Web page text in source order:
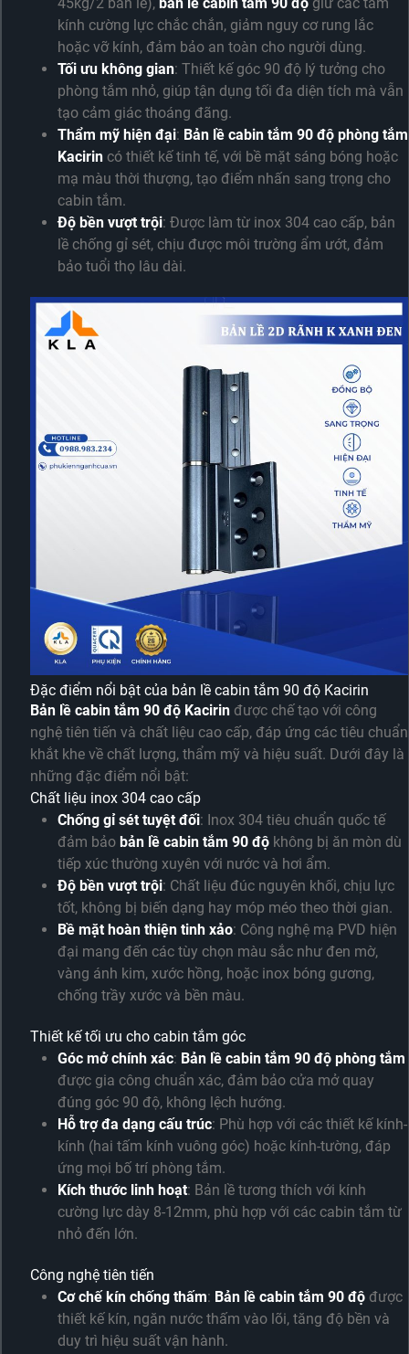
45kg/2 bản lề), bản lề cabin tắm 90 độ giữ các tấm
kính cường lực chắc chắn, giảm nguy cơ rung lắc
hoặc vỡ kính, đảm bảo an toàn cho người dùng.
Tối ưu không gian: Thiết kế góc 90 độ lý tưởng cho
phòng tắm nhỏ, giúp tận dụng tối đa diện tích mà vẫn
tạo cảm giác thoáng đãng.
Thẩm mỹ hiện đại: Bản lề cabin tắm 90 độ phòng tắm
Kacirin có thiết kế tinh tế, với bề mặt sáng bóng hoặc
mạ màu thời thượng, tạo điểm nhấn sang trọng cho
cabin tắm.
Độ bền vượt trội: Được làm từ inox 304 cao cấp, bản
lề chống gỉ sét, chịu được môi trường ẩm ướt, đảm
bảo tuổi thọ lâu dài.
Đặc điểm nổi bật của bản lề cabin tắm 90 độ Kacirin
Bản lề cabin tắm 90 độ Kacirin được chế tạo với công
nghệ tiên tiến và chất liệu cao cấp, đáp ứng các tiêu chuẩn
khắt khe về chất lượng, thẩm mỹ và hiệu suất. Dưới đây là
những đặc điểm nổi bật:
Chất liệu inox 304 cao cấp
Chống gỉ sét tuyệt đối: Inox 304 tiêu chuẩn quốc tế
đảm bảo bản lề cabin tắm 90 độ không bị ăn mòn dù
tiếp xúc thường xuyên với nước và hơi ẩm.
Độ bền vượt trội: Chất liệu đúc nguyên khối, chịu lực
tốt, không bị biến dạng hay móp méo theo thời gian.
Bề mặt hoàn thiện tinh xảo: Công nghệ mạ PVD hiện
đại mang đến các tùy chọn màu sắc như đen mờ,
vàng ánh kim, xước hồng, hoặc inox bóng gương,
chống trầy xước và bền màu.
Thiết kế tối ưu cho cabin tắm góc
Góc mở chính xác: Bản lề cabin tắm 90 độ phòng tắm
được gia công chuẩn xác, đảm bảo cửa mở quay
đúng góc 90 độ, không lệch hướng.
Hỗ trợ đa dạng cấu trúc: Phù hợp với các thiết kế kính-
kính (hai tấm kính vuông góc) hoặc kính-tường, đáp
ứng mọi bố trí phòng tắm.
Kích thước linh hoạt: Bản lề tương thích với kính
cường lực dày 8-12mm, phù hợp với các cabin tắm từ
nhỏ đến lớn.
Công nghệ tiên tiến
Cơ chế kín chống thấm: Bản lề cabin tắm 90 độ được
thiết kế kín, ngăn nước thấm vào lõi, tăng độ bền và
duy trì hiệu suất vận hành.